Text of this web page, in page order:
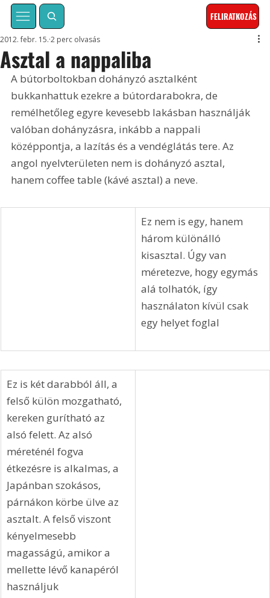
FELIRATKOZÁS
Asztal a nappaliba
2012. febr. 15. 2 perc olvasás
A bútorboltokban dohányzó asztalként
bukkanhattuk ezekre a bútordarabokra, de
remélhetőleg egyre kevesebb lakásban használják
valóban dohányzásra, inkább a nappali
középpontja, a lazítás és a vendéglátás tere. Az
angol nyelvterületen nem is dohányzó asztal,
hanem coffee table (kávé asztal) a neve.
Ez nem is egy, hanem
három különálló
kisasztal. Úgy van
méretezve, hogy egymás
alá tolhatók, így
használaton kívül csak
egy helyet foglal
Ez is két darabból áll, a
felső külön mozgatható,
kereken gurítható az
alsó felett. Az alsó
méreténél fogva
étkezésre is alkalmas, a
Japánban szokásos,
párnákon körbe ülve az
asztalt. A felső viszont
kényelmesebb
magasságú, amikor a
mellette lévő kanapéról
használjuk